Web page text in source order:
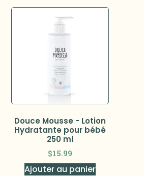
Douce Mousse - Lotion
Hydratante pour bébé
250 ml
$15.99
Ajouter au panier